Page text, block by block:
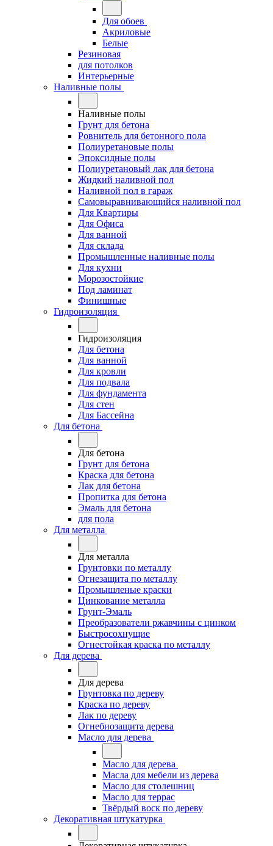
Для обоев
Акриловые
Белые
Резиновая
для потолков
Интерьерные
Наливные полы
Наливные полы
Грунт для бетона
Ровнитель для бетонного пола
Полиуретановые полы
Эпоксидные полы
Полиуретановый лак для бетона
Жидкий наливной пол
Наливной пол в гараж
Самовыравнивающийся наливной пол
Для Квартиры
Для Офиса
Для ванной
Для склада
Промышленные наливные полы
Для кухни
Морозостойкие
Под ламинат
Финишные
Гидроизоляция
Гидроизоляция
Для бетона
Для ванной
Для кровли
Для подвала
Для фундамента
Для стен
Для Бассейна
Для бетона
Для бетона
Грунт для бетона
Краска для бетона
Лак для бетона
Пропитка для бетона
Эмаль для бетона
для пола
Для металла
Для металла
Грунтовки по металлу
Огнезащита по металлу
Промышленые краски
Цинкование металла
Грунт-Эмаль
Преобразователи ржавчины с цинком
Быстросохнущие
Огнестойкая краска по металлу
Для дерева
Для дерева
Грунтовка по дереву
Краска по дереву
Лак по дереву
Огнебиозащита дерева
Масло для дерева
Масло для дерева
Масла для мебели из дерева
Масло для столешниц
Масло для террас
Твёрдый воск по дереву
Декоративная штукатурка